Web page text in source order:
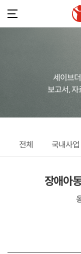
세이브
보고서,
전체 국내사업
장애아